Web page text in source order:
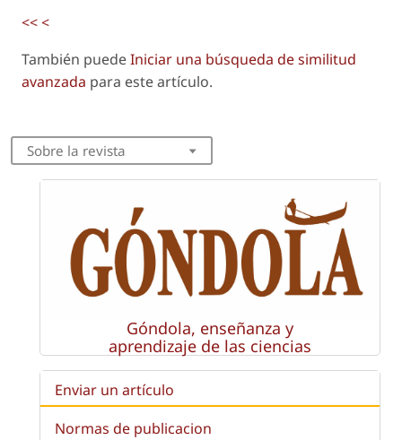
<<<
También puedeIniciar una búsqueda de similitud
avanzada para este artículo.
Sobre la revista
Góndola, enseñanza y
aprendizaje de las ciencias
Enviar un artículo
Normas de publicacion